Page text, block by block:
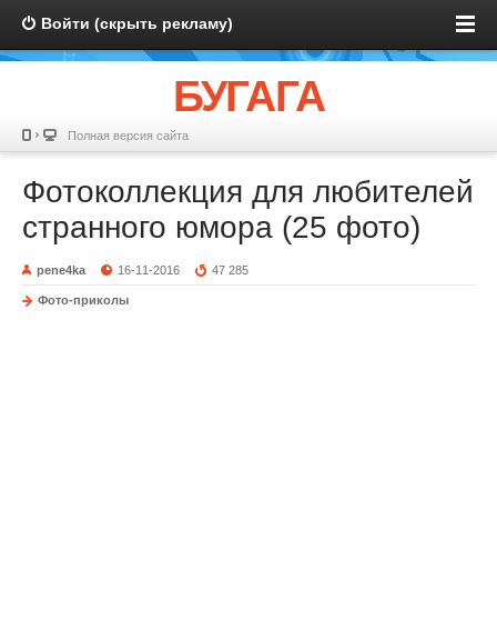
Войти (скрыть рекламу)
БУГАГА
Полная версия сайта
Фотоколлекция для любителей
странного юмора (25 фото)
pene4ka 16-11-2016 47 285
Фото-приколы